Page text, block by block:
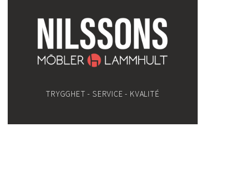
TRYGGHET - SERVICE - KVALITÉ